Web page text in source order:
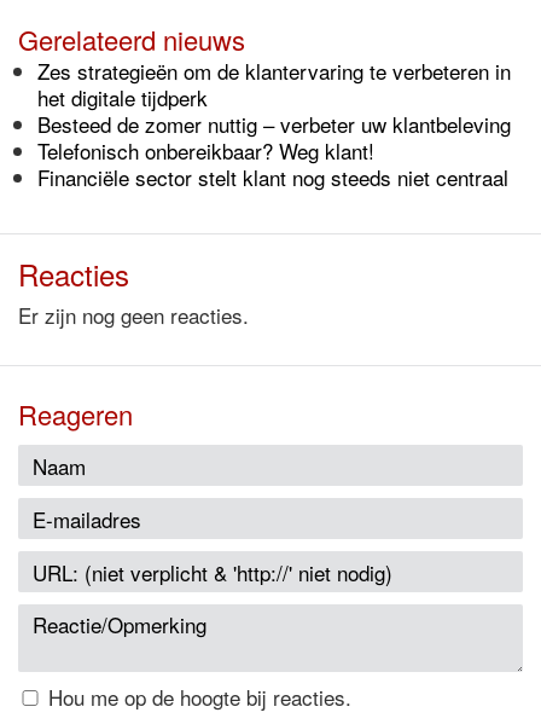
Gerelateerd nieuws
Zes strategieën om de klantervaring te verbeteren in
het digitale tijdperk
Besteed de zomer nuttig – verbeter uw klantbeleving
Telefonisch onbereikbaar? Weg klant!
Financiële sector stelt klant nog steeds niet centraal
Reacties
Er zijn nog geen reacties.
Reageren
Hou me op de hoogte bij reacties.